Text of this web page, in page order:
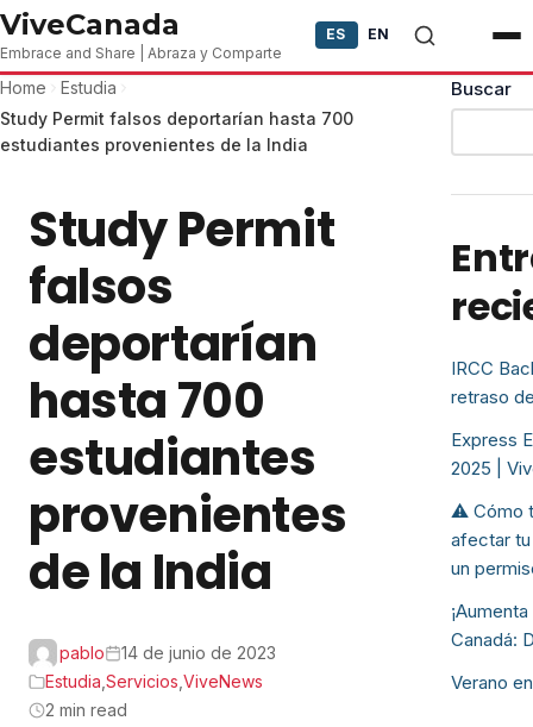
Skip to content
ViveCanada
Embrace and Share | Abraza y Comparte
ES EN
Home
Estudia
Study Permit falsos deportarían hasta 700
estudiantes provenientes de la India
Study Permit
falsos
deportarían
hasta 700
estudiantes
provenientes
de la India
pablo
14 de junio de 2023
Estudia Servicios ViveNews
2 min read
Buscar
IRCC
retraso
Express
2025 |
⚠️ Cómo
afectar
un
Canadá:
Verano